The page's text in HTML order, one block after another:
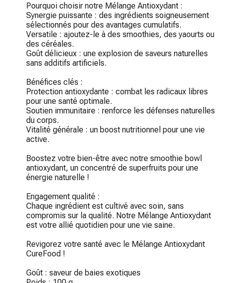
Pourquoi choisir notre Mélange Antioxydant :
Synergie puissante : des ingrédients soigneusement
sélectionnés pour des avantages cumulatifs.
Versatile : ajoutez-le à des smoothies, des yaourts ou
des céréales.
Goût délicieux : une explosion de saveurs naturelles
sans additifs artificiels.
Bénéfices clés :
Protection antioxydante : combat les radicaux libres
pour une santé optimale.
Soutien immunitaire : renforce les défenses naturelles
du corps.
Vitalité générale : un boost nutritionnel pour une vie
active.
Boostez votre bien-être avec notre smoothie bowl
antioxydant, un concentré de superfruits pour une
énergie naturelle !
Engagement qualité :
Chaque ingrédient est cultivé avec soin, sans
compromis sur la qualité. Notre Mélange Antioxydant
est votre allié quotidien pour une vie saine.
Revigorez votre santé avec le Mélange Antioxydant
CureFood !
Goût : saveur de baies exotiques